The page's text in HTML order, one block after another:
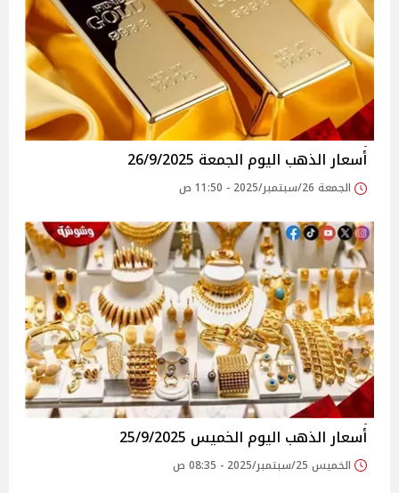
أسعار الذهب اليوم الجمعة 26/9/2025
الجمعة 26/سبتمبر/2025 - 11:50 ص
أسعار الذهب اليوم الخميس 25/9/2025
الخميس 25/سبتمبر/2025 - 08:35 ص